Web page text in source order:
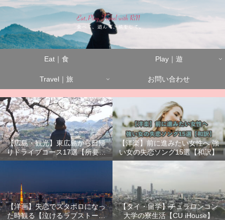
Eat｜食 Play｜遊
Travel｜旅 お問い合わせ
【広島・観光】東広島から日帰
りドライブコース17選【所要時
間別】
【洋楽】前に進みたい女性へ 強
い女の失恋ソング15選【和訳】
【洋画】失恋でズタボロになっ
た時観る【泣けるラブストーリ
【タイ・留学】チュラロンコン
大学の寮生活【CU iHouse】